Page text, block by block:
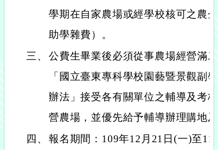
學期在自家農場或經學校核可之農
助學雜費）。
三、 公費生畢業後必須從事農場經營滿
「國立臺東專科學校園藝暨景觀副
辦法」接受各有關單位之輔導及考
營農場，並優先給予輔導辦理購地
四、 報名期間：109年12月21日(一)至